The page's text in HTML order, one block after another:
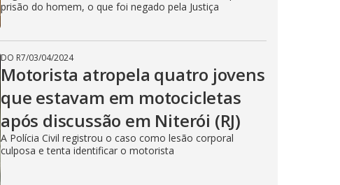
prisão do homem, o que foi negado pela Justiça
DO R7/03/04/2024
Motorista atropela quatro jovens
que estavam em motocicletas
após discussão em Niterói (RJ)
A Polícia Civil registrou o caso como lesão corporal
culposa e tenta identificar o motorista